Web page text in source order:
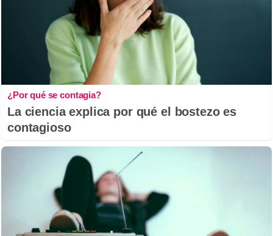
¿Por qué se contagia?
La ciencia explica por qué el bostezo es
contagioso